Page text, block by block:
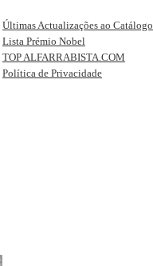
Últimas Actualizações ao Catálogo
Lista Prémio Nobel
TOP ALFARRABISTA.COM
Política de Privacidade